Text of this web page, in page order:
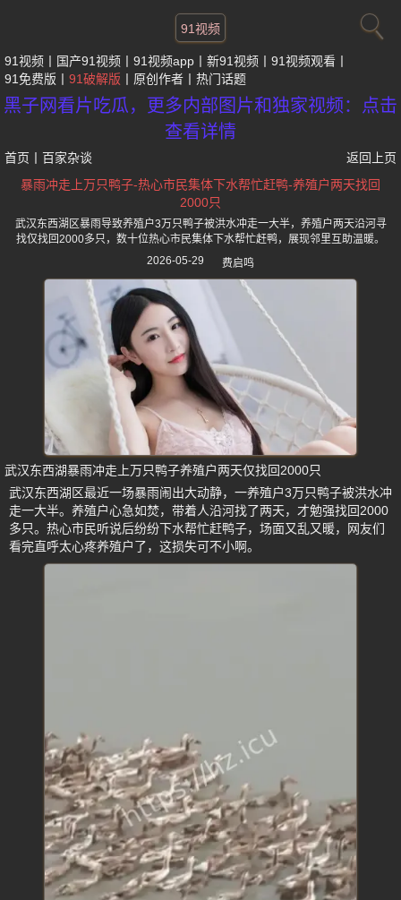
91视频
91视频 国产91视频 91视频app 新91视频
91视频观看
91免费版
91破解版 原创作者 热门话题
黑子网看片吃瓜，更多内部图片和独家视频：点击
查看详情
首页 百家杂谈
返回上页
暴雨冲走上万只鸭子-热心市民集体下水帮忙赶鸭-养殖户两天找回
2000只
武汉东西湖区暴雨导致养殖户3万只鸭子被洪水冲走一大半，养殖户两天沿河寻
找仅找回2000多只，数十位热心市民集体下水帮忙赶鸭，展现邻里互助温暖。
2026-05-29
费启鸣
武汉东西湖暴雨冲走上万只鸭子养殖户两天仅找回2000只
武汉东西湖区最近一场暴雨闹出大动静，一养殖户3万只鸭子被洪水冲
走一大半。养殖户心急如焚，带着人沿河找了两天，才勉强找回2000
多只。热心市民听说后纷纷下水帮忙赶鸭子，场面又乱又暖，网友们
看完直呼太心疼养殖户了，这损失可不小啊。